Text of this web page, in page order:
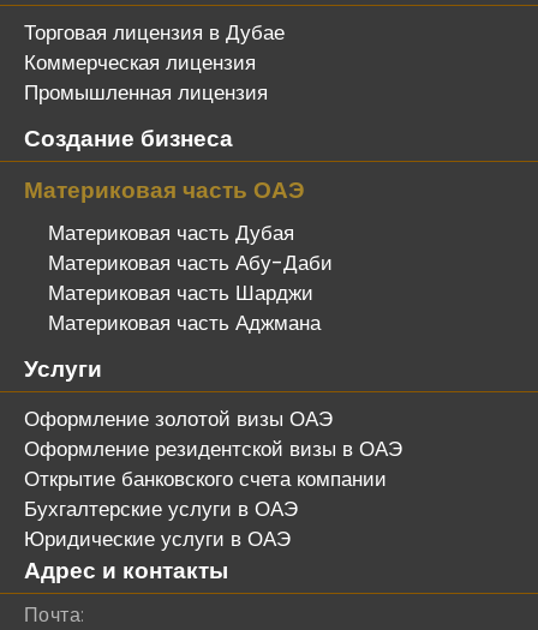
Торговая лицензия в Дубае
Коммерческая лицензия
Промышленная лицензия
Создание бизнеса
Материковая часть ОАЭ
Материковая часть Дубая
Материковая часть Абу-Даби
Материковая часть Шарджи
Материковая часть Аджмана
Услуги
Оформление золотой визы ОАЭ
Оформление резидентской визы в ОАЭ
Открытие банковского счета компании
Бухгалтерские услуги в ОАЭ
Юридические услуги в ОАЭ
Адрес и контакты
Почта: